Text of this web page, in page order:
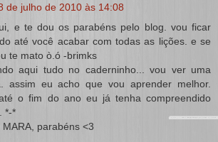
de julho de 2010 às 14:08
e te dou os parabéns pelo blog. vou ficar
até você acabar com todas as lições. e se
te mato ò.ó -brimks
aqui tudo no caderninho... vou ver uma
assim eu acho que vou aprender melhor.
o fim do ano eu já tenha compreendido
*-*
parabéns <3